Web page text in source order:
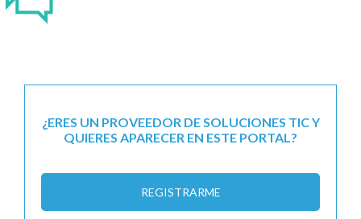
¿ERES UN PROVEEDOR DE SOLUCIONES TIC Y
QUIERES APARECER EN ESTE PORTAL?
REGISTRARME